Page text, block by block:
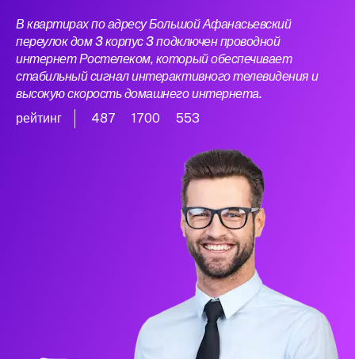
В квартирах по адресу Большой Афанасьевский
переулок дом 3 корпус 3 подключен проводной
интернет Ростелеком, который обеспечивает
стабильный сигнал интерактивного телевидения и
высокую скорость домашнего интернета.
рейтинг
487 1700 553